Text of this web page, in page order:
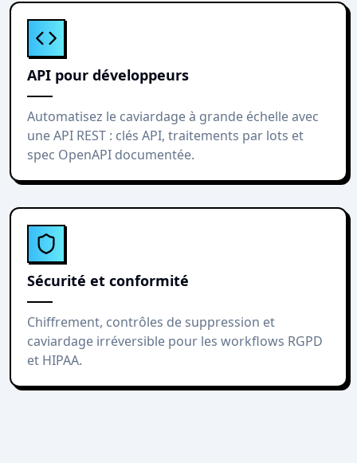
API pour développeurs
Automatisez le caviardage à grande échelle avec
une API REST : clés API, traitements par lots et
spec OpenAPI documentée.
Sécurité et conformité
Chiffrement, contrôles de suppression et
caviardage irréversible pour les workflows RGPD
et HIPAA.